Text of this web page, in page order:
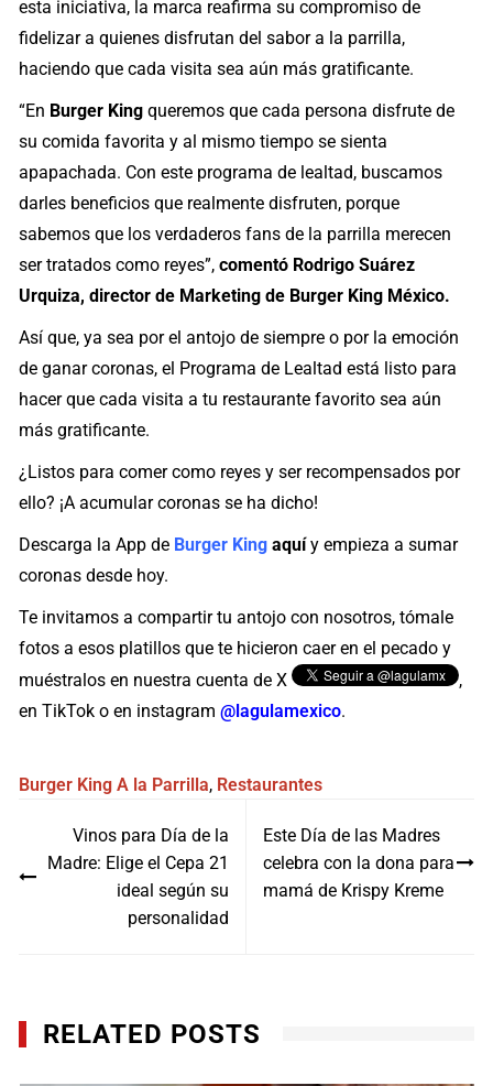
esta iniciativa, la marca reafirma su compromiso de
fidelizar a quienes disfrutan del sabor a la parrilla,
haciendo que cada visita sea aún más gratificante.
“En Burger King queremos que cada persona disfrute de
su comida favorita y al mismo tiempo se sienta
apapachada. Con este programa de lealtad, buscamos
darles beneficios que realmente disfruten, porque
sabemos que los verdaderos fans de la parrilla merecen
ser tratados como reyes”,comentó Rodrigo Suárez
Urquiza, director de Marketing de Burger King México.
Así que, ya sea por el antojo de siempre o por la emoción
de ganar coronas, el Programa de Lealtad está listo para
hacer que cada visita a tu restaurante favorito sea aún
más gratificante.
¿Listos para comer como reyes y ser recompensados por
ello? ¡A acumular coronas se ha dicho!
Descarga la App de Burger King aquíy empieza a sumar
coronas desde hoy.
Te invitamos a compartir tu antojo con nosotros, tómale
fotos a esos platillos que te hicieron caer en el pecado y
muéstralos en nuestra cuenta de X
,
en TikTok o en instagram@lagulamexico.
Burger King A la Parrilla, Restaurantes
entradas
Vinos para Día de la
Madre: Elige el Cepa 21
ideal según su
personalidad
Este Día de las Madres
celebra con la dona para
mamá de Krispy Kreme
RELATED POSTS